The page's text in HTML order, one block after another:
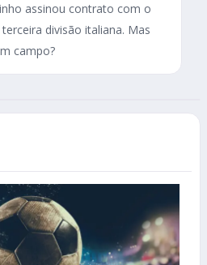
assinou contrato com o
divisão italiana. Mas
campo?